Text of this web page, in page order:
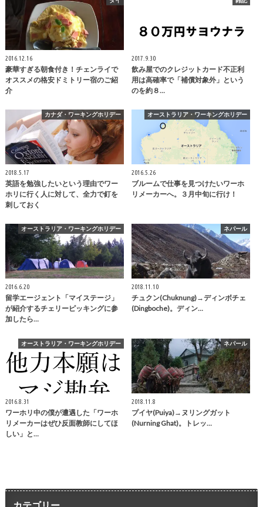
2016.12.16
豪華すぎる朝食付き！チェンライで
オススメの格安ドミトリー宿のご紹
介
2017.9.30
飲み屋でのクレジットカード不正利
用は高確率で「補償対象外」という
のを約８…
カナダ・ワーキングホリデー
2018.5.17
英語を勉強したいという理由でワー
ホリに行く人に対して、全力で釘を
刺しておく
オーストラリア・ワーキングホリデー
2016.5.26
ブルームで仕事を見つけたいワーホ
リメーカーへ。３月中旬に行け！
オーストラリア・ワーキングホリデー
2016.6.20
留学エージェント「マイステージ」
が紹介するチェリーピッキングに参
加したら…
ネパール
2018.11.10
チュクン(Chuknung)→ディンボチェ
(Dingboche)。ディン…
オーストラリア・ワーキングホリデー
2016.8.31
ワーホリ中の僕が遭遇した「ワーホ
リメーカーはぜひ反面教師にしてほ
しい」と…
ネパール
2018.11.8
プイヤ(Puiya)→ヌリングガット
(Nurning Ghat)。トレッ…